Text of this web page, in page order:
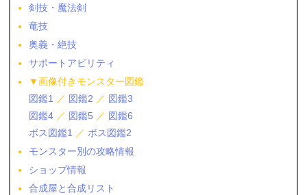
剣技・魔法剣
竜技
奥義・絶技
サポートアビリティ
▼画像付きモンスター図鑑
図鑑1 ／ 図鑑2 ／ 図鑑3
図鑑4 ／ 図鑑5 ／ 図鑑6
ボス図鑑1 ／ボス図鑑2
モンスター別の攻略情報
ショップ情報
合成屋と合成リスト